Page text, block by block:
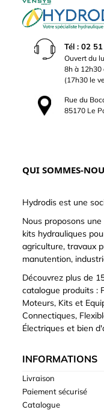
Tél : 02
Ouvert du
8h à 12h30
(17h30 le
Rue du
85170 Le
QUI SOMMES-
Hydrodis est une
Nous proposons
kits hydrauliques
agriculture, travaux
manutention,
Découvrez plus de
catalogue produits :
Moteurs, Kits et
Connectiques,
Électriques et bien
INFORMATIONS
Livraison
Paiement sécurisé
Catalogue